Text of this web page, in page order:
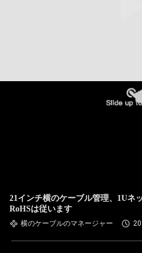
21インチ横のケーブル管理、1Uネ
RoHSは従います
横のケーブルのマネージャー